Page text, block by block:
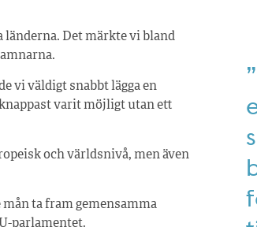
länderna. Det märkte vi bland
vi väldigt snabbt lägga en
varit möjligt utan ett
och världsnivå, men även
ta fram gemensamma
parlamentet.